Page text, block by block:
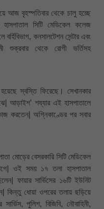
আজ বৃহস্পতিবার থেকে চালু হচ্ছে
হাসপাতাল সিটি মেডিকেল কলেজ
কনসালটেশন সেন্টার এবং
শুক্রবার থেকে রোগী ভর্তিসহ
স্বস্তি ফিরেছে। সেখানকার
আড়াইশ’ শয্যার এই হাসপাতালে
করতেন| অগ্নিকাণ্ডের পর সবার
মোড়ের বেসরকারি সিটি মেডিকেল
ওই সময় ১৭ তলা হাসপাতাল
ফায়ার সার্ভিসের ১৬টি ইউনিট
কিন্তু ধোয়া ওপরের তলায় ছড়িয়ে
পুলিশ, বিজিবি, নৌবাহিনী,